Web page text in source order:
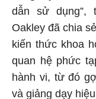
dẫn sử dụng”,
Oakley đã chia
kiến thức khoa
quan hệ phức
hành vi, từ đó
và giảng dạy hiệu